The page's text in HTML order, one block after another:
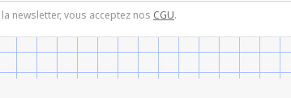
newsletter, vous acceptez nos CGU.